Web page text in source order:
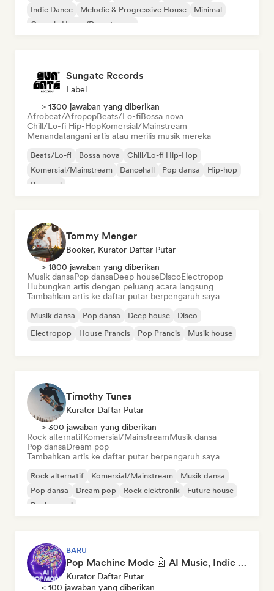
Indie Dance
Melodic & Progressive House
Minimal
Organic House/Downtempo
Sungate Records
Label
> 1300 jawaban yang diberikan
Afrobeat/AfropopBeats/Lo-fiBossa nova
Chill/Lo-fi Hip-HopKomersial/Mainstream
Menandatangani artis atau merilis musik mereka
Beats/Lo-fi Bossa nova
Chill/Lo-fi Hip-Hop
Komersial/Mainstream
Dancehall Pop dansa
Hip-hop
Pop soul
Tommy Menger
Booker, Kurator Daftar Putar
> 1800 jawaban yang diberikan
Musik dansaPop dansaDeep houseDiscoElectropop
Hubungkan artis dengan peluang acara langsung
Tambahkan artis ke daftar putar berpengaruh saya
Musik dansa Pop dansa Deep house
Disco
Electropop
House Prancis Pop Prancis Musik house
Timothy Tunes
Kurator Daftar Putar
> 300 jawaban yang diberikan
Rock alternatifKomersial/MainstreamMusik dansa
Pop dansaDream pop
Tambahkan artis ke daftar putar berpengaruh saya
Rock alternatif Komersial/Mainstream
Musik dansa
Pop dansa
Dream pop Rock elektronik
Future house
Rock garasi
BARU
Pop Machine Mode 🤖 AI Music, Indie Pop & Dream Pop
Kurator Daftar Putar
< 100 jawaban yang diberikan